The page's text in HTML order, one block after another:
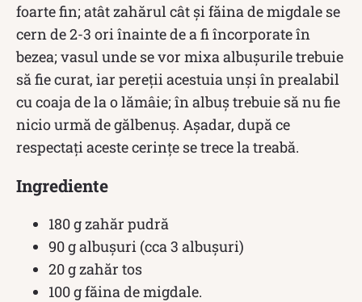
foarte fin; atât zahărul cât și făina de migdale se
cern de 2-3 ori înainte de a fi încorporate în
bezea; vasul unde se vor mixa albușurile trebuie
să fie curat, iar pereții acestuia unși în prealabil
cu coaja de la o lămâie; în albuș trebuie să nu fie
nicio urmă de gălbenuș. Așadar, după ce
respectați aceste cerințe se trece la treabă.
Ingrediente
180 g zahăr pudră
90 g albușuri (cca 3 albușuri)
20 g zahăr tos
100 g făina de migdale.